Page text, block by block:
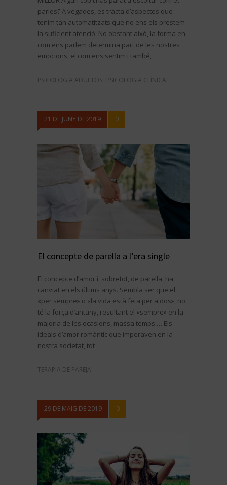
parles? A vegades, es tracta d’aspectes que
tenim tan automatitzats que no ens els prestem
la suficient atenció. No obstant això, la forma en
com ens parlem determina part de les nostres
emocions, el com ens sentim i també,
PSICOLOGIA ADULTOS, PSICOLOGIA CLÍNICA
21 DE JUNY DE 2019 0
El concepte de parella a l’era single
El concepte d’amor i, sobretot, de parella, ha
canviat en els últims anys. Sembla ser que el
«per sempre» o «la vida està feta per a dos», no
té la força d’antany, resultant el «sempre» en la
majoria de les ocasions, massa temps … Els
ideals d’amor romàntic que imperaven en la
nostra societat, tot
TERAPIA DE PAREJA
29 DE MAIG DE 2019 0